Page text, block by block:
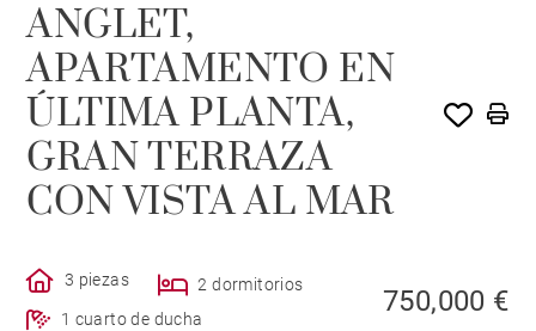
ANGLET,
APARTAMENTO EN
ÚLTIMA PLANTA,
GRAN TERRAZA
CON VISTA AL MAR
3 piezas
2 dormitorios
1 cuarto de ducha
750,000 €